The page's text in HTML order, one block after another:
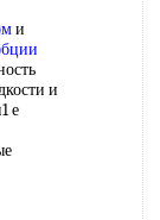
и
и
е